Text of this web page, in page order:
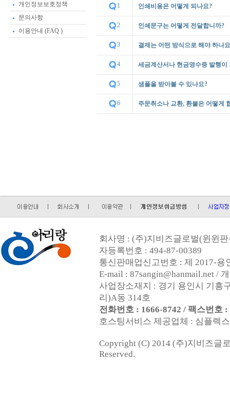
개인정보보호정책
문의사항
이용안내 (FAQ )
1 인쇄비용은 어떻게 되나요?
2 인쇄문구는 어떻게 전달합니까?
3 결제는 어떤 방식으로 해야 하나
4 세금계산서나 현금영수증 발행이
5 샘플을 받아볼 수 있나요?
6 주문취소나 교환, 환불은 어떻게
회사명 : (주)지비즈글로벌(윈윈
자등록번호 : 494-87-00389
통신판매업신고번호 : 제 2017-용
E-mail : 87sangin@hanmail.net /
사업장소재지 : 경기 용인시 기흥
리)A동 314호
전화번호 : 1666-8742 / 팩스번호 :
호스팅서비스 제공업체 : 심플렉
Copyright (C) 2014 (주)지비즈글
Reserved.